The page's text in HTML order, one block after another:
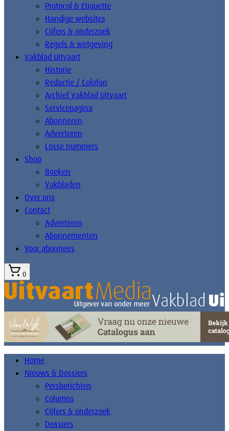
Protocol & Etiquette
Handige websites
Cijfers & onderzoek
Regels & wetgeving
Vakblad Uitvaart
Historie
Redactie / Colofon
Archief Vakblad Uitvaart
Servicepagina
Abonneren
Adverteren
Losse nummers
Shop
Boeken
Vakbladen
Over ons
Contact
Adverteren
Abonnementen
Voor abonnees
0
Home
Nieuws & Dossiers
Persberichten
Columns
Cijfers & onderzoek
Dossiers